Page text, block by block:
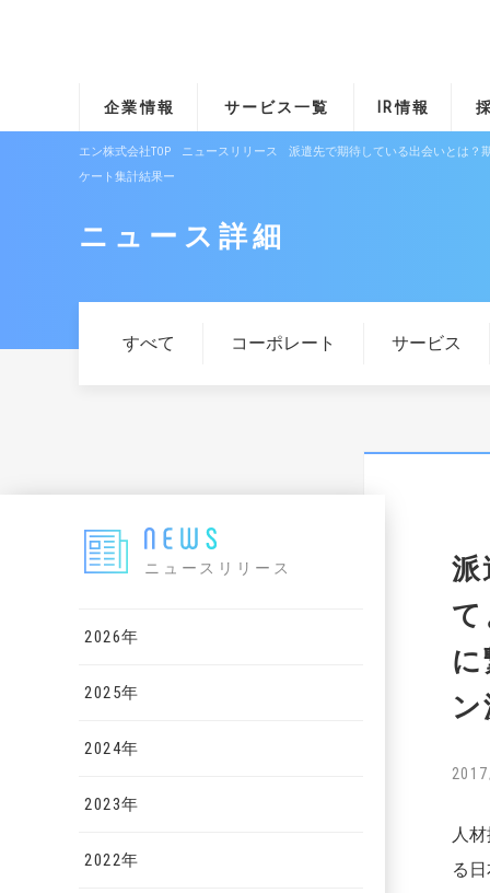
企業情報 サービス一覧 IR情報
エン株式会社TOP ニュースリリース
派遣先で期待している出会いとは？
ケート集計結果ー
ニュース詳細
すべて コーポレート サービス
ニュースリリース
2026年
2025年
2024年
2023年
2022年
派
人
る